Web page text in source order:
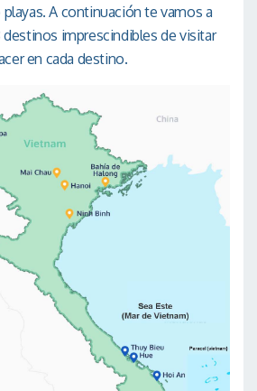
A continuación te vamos a
destinos imprescindibles de visitar
en cada destino.